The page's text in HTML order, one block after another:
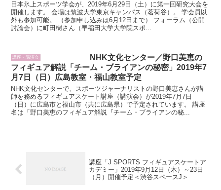
日本氷上スポーツ学会が、2019年6月29日（土）に第一回研究大会を
開催します。 会場は筑波大学東京キャンパス（茗荷谷）。 学会員以
外も参加可能。 （参加申し込みは6月12日まで） フォーラム（公開
討論会）に町田樹さん（早稲田大学大学院スポ...
講座・講演会
NHK文化センター／野口美恵の
フィギュア解説「チーム・ブライアンの秘密」2019年7
月7日（日）広島教室・福山教室予定
NHK文化センターで、スポーツジャーナリストの野口美恵さんが講
師を務めるフィギュアスケート講座（講演会）が2019年7月7日
（日）に広島市と福山市（共に広島県）で予定されています。 講座
名は「野口美恵のフィギュア解説『チーム・ブライアンの秘...
講座「J SPORTS フィギュアスケートア
カデミー」2019年9月12日（木）～23日
（月）開催予定＜渋谷スペースJ＞